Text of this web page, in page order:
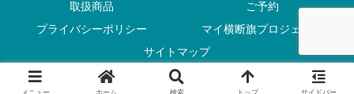
取扱商品
ご予約
プライバシーポリシー
マイ横断旗プロジェクト
サイトマップ
Copyright © 2021-2026 PAL FIELD All Rights Reserved.
メニュー ホーム 検索 トップ サイドバー